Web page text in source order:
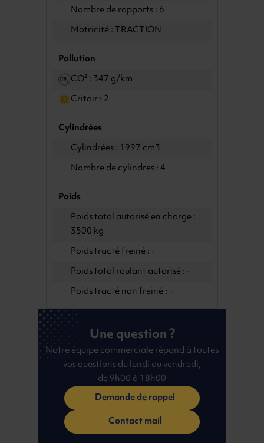
Nombre de rapports : 6
Motricité : TRACTION
Pollution
CO² : 347 g/km
Critair : 2
Cylindrées
Cylindrées : 1997 cm3
Nombre de cylindres : 4
Poids
Poids total autorisé en charge :
3500 kg
Poids tracté freiné : -
Poids total roulant autorisé : -
Poids tracté non freiné : -
Une question ?
Notre équipe commerciale répond à toutes
vos questions du lundi au vendredi,
de 9h00 à 18h00
Demande de rappel
Contact mail